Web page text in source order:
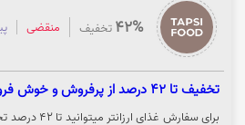
42% تخفیف منقضی
تخفیف تا 42 درصد از پرفروش و خوش فروش های تپسی فود
برای سفارش